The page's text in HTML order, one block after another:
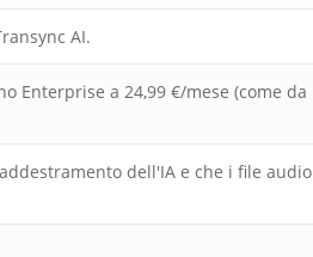
AI.
Enterprise a 24,99 €/mese (come da
dell'IA e che i file audio